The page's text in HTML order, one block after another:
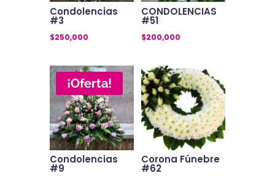
Condolencias
#3
$250,000
CONDOLENCIAS
#51
$200,000
¡Oferta!
Condolencias
#9
Corona Fúnebre
#62